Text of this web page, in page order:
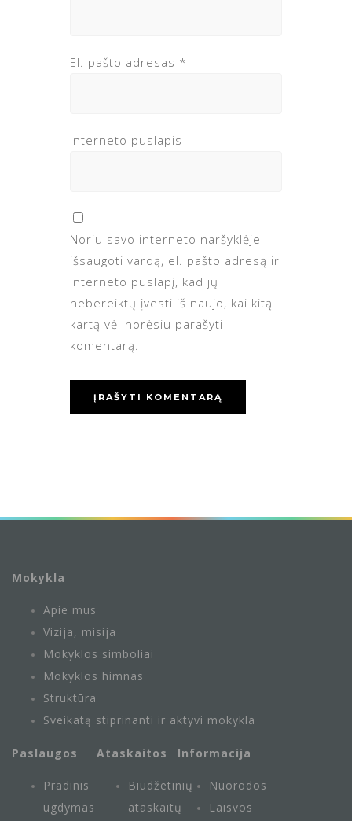
El. pašto adresas *
Interneto puslapis
Noriu savo interneto naršyklėje
išsaugoti vardą, el. pašto adresą ir
interneto puslapį, kad jų
nebereiktų įvesti iš naujo, kai kitą
kartą vėl norėsiu parašyti
komentarą.
Mokykla
Apie mus
Vizija, misija
Mokyklos simboliai
Mokyklos himnas
Struktūra
Sveikatą stiprinanti ir aktyvi mokykla
Paslaugos
Pradinis
ugdymas
Ataskaitos
Biudžetinių
ataskaitų
Informacija
Nuorodos
Laisvos